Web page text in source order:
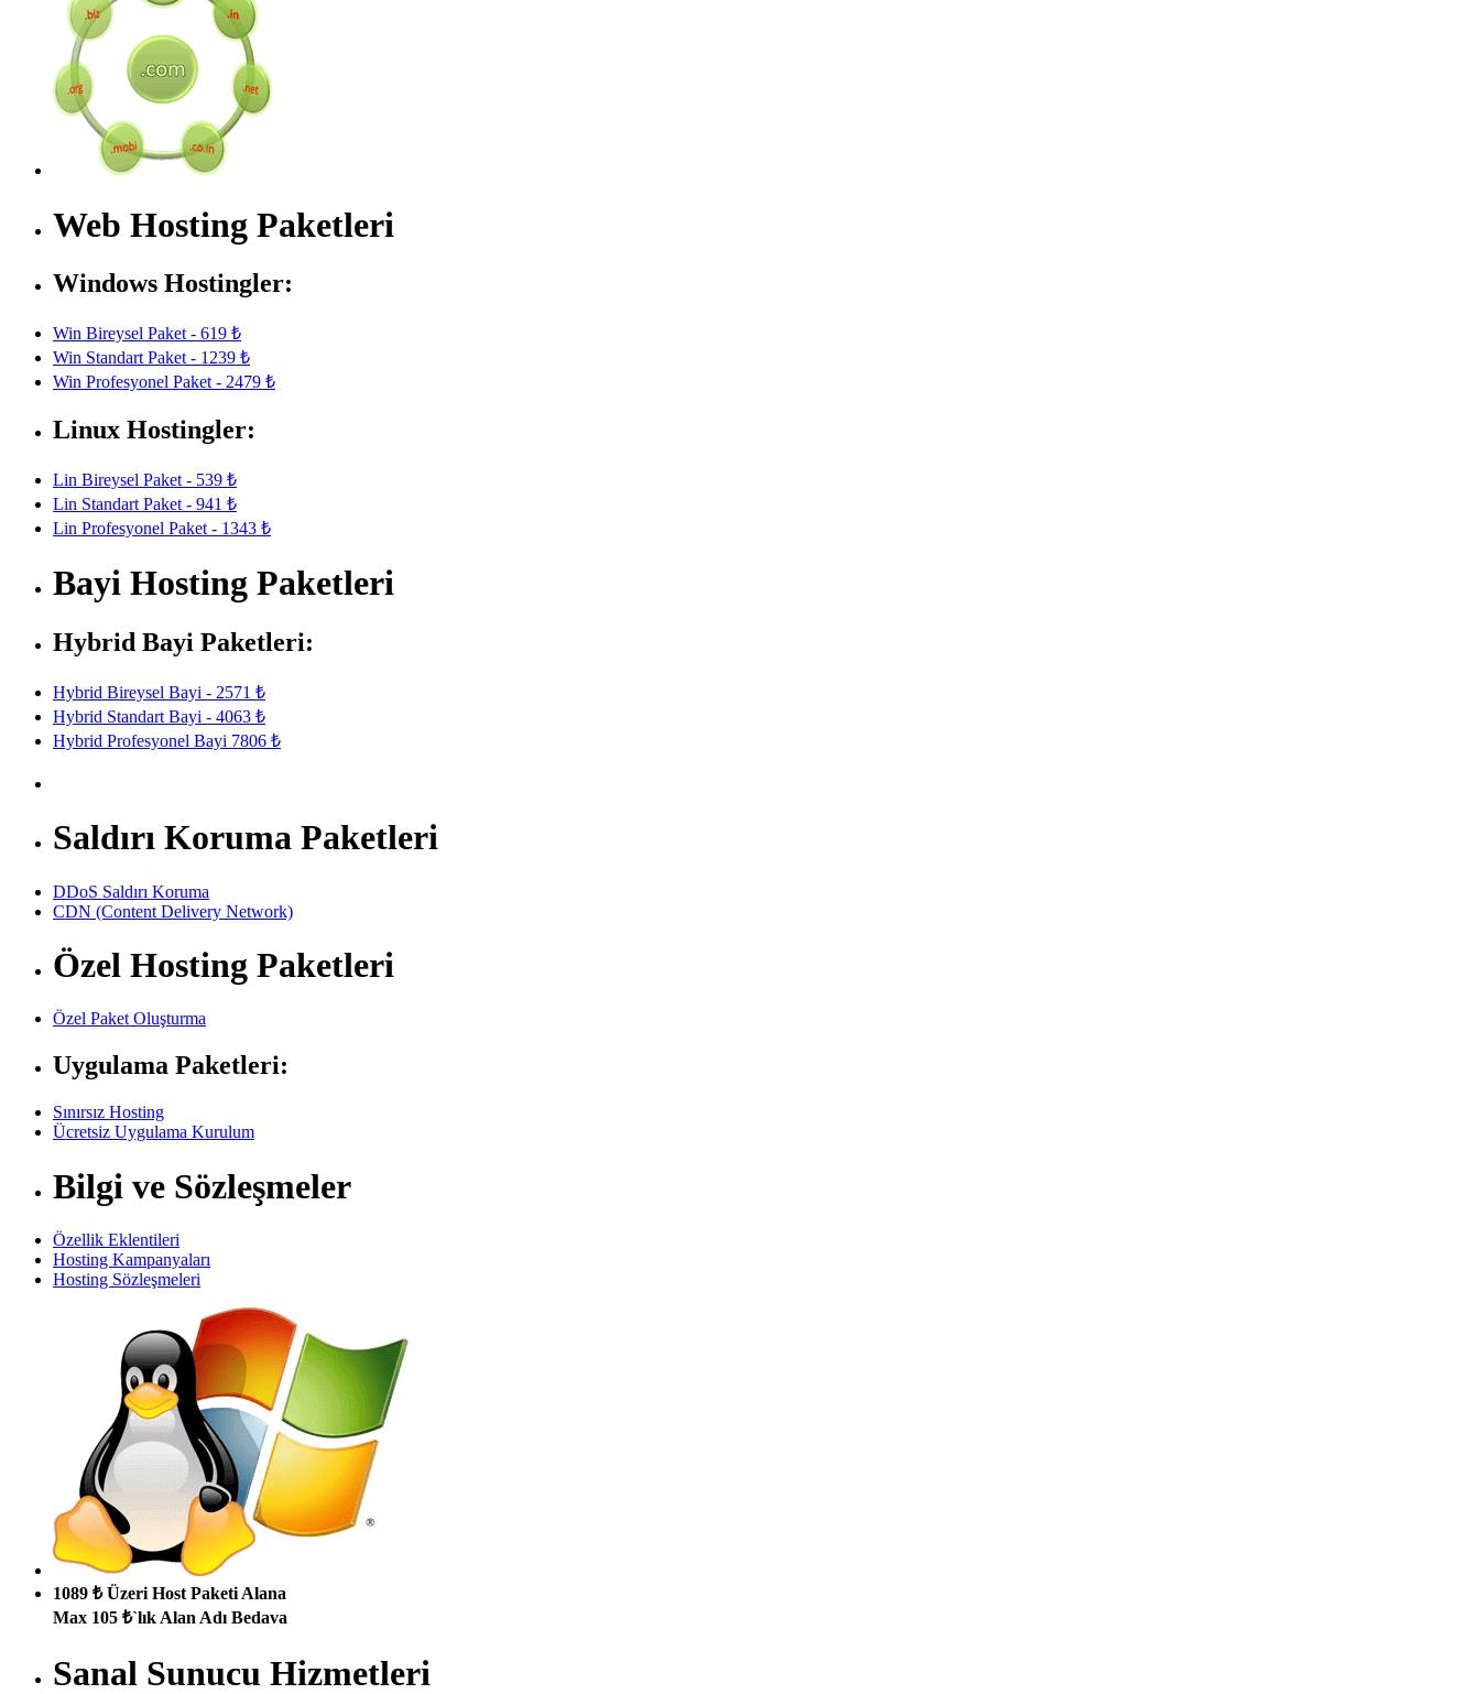
Web Hosting Paketleri
Windows Hostingler:
Win Bireysel Paket - 619 ₺
Win Standart Paket - 1239 ₺
Win Profesyonel Paket - 2479 ₺
Linux Hostingler:
Lin Bireysel Paket - 539 ₺
Lin Standart Paket - 941 ₺
Lin Profesyonel Paket - 1343 ₺
Bayi Hosting Paketleri
Hybrid Bayi Paketleri:
Hybrid Bireysel Bayi - 2571 ₺
Hybrid Standart Bayi - 4063 ₺
Hybrid Profesyonel Bayi 7806 ₺
Saldırı Koruma Paketleri
DDoS Saldırı Koruma
CDN (Content Delivery Network)
Özel Hosting Paketleri
Özel Paket Oluşturma
Uygulama Paketleri:
Sınırsız Hosting
Ücretsiz Uygulama Kurulum
Bilgi ve Sözleşmeler
Özellik Eklentileri
Hosting Kampanyaları
Hosting Sözleşmeleri
1089 ₺ Üzeri Host Paketi Alana
Max 105 ₺`lık Alan Adı Bedava
Sanal Sunucu Hizmetleri